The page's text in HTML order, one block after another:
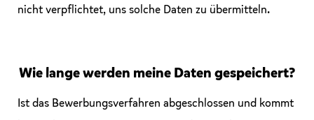
nicht verpflichtet, uns solche Daten zu übermitteln.
Wie lange werden meine Daten gespeichert?
Ist das Bewerbungsverfahren abgeschlossen und kommt